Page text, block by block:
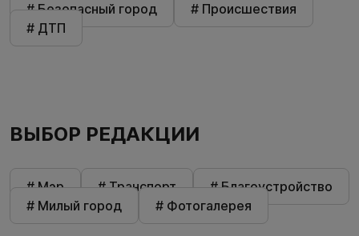
# Безопасный город
# Происшествия
# ДТП
ВЫБОР РЕДАКЦИИ
# Мэр # Транспорт
# Благоустройство
# Милый город
# Фотогалерея